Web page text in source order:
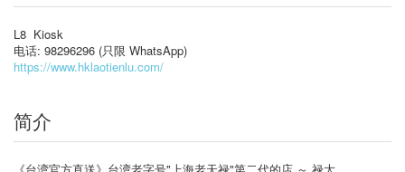
L8 Kiosk
电话: 98296296 (只限 WhatsApp)
https://www.hklaotienlu.com/
简介